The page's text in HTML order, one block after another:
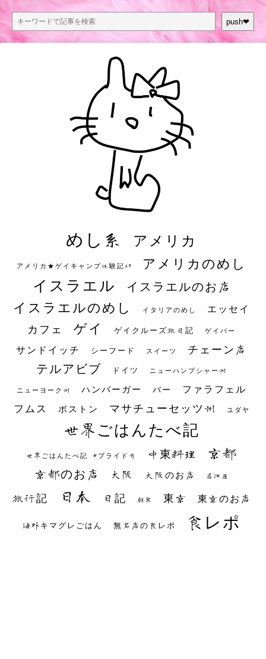
push❤︎
めし系 アメリカ
アメリカ★ゲイキャンプ体験記S3 アメリカのめし
イスラエル イスラエルのお店
イスラエルのめし イタリアのめし エッセイ
カフェ ゲイ ゲイクルーズ旅日記 ゲイバー
サンドイッチ シーフード スイーツ チェーン店
テルアビブ ドイツ ニューハンプシャー州
ニューヨーク州 ハンバーガー バー ファラフェル
フムス ボストン マサチューセッツ州 ユダヤ
世界ごはんたべ記
世界ごはんたべ記 #プライド号 中東料理 京都
京都のお店 大阪 大阪のお店 居酒屋
旅行記 日本 日記 朝食 東京 東京のお店
海外キマグレごはん 無名店の食レポ 食レポ